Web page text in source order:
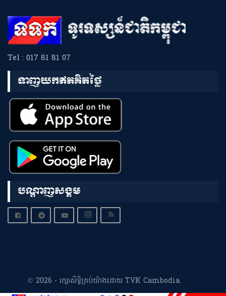
Tel : 017 81 81 07
ទាញយកឥតគិតថ្លៃ
បណ្តាញសង្គម
© 2026 - រក្សាសិទ្ធិគ្រប់យ៉ាងដោយ TVK Cambodia.